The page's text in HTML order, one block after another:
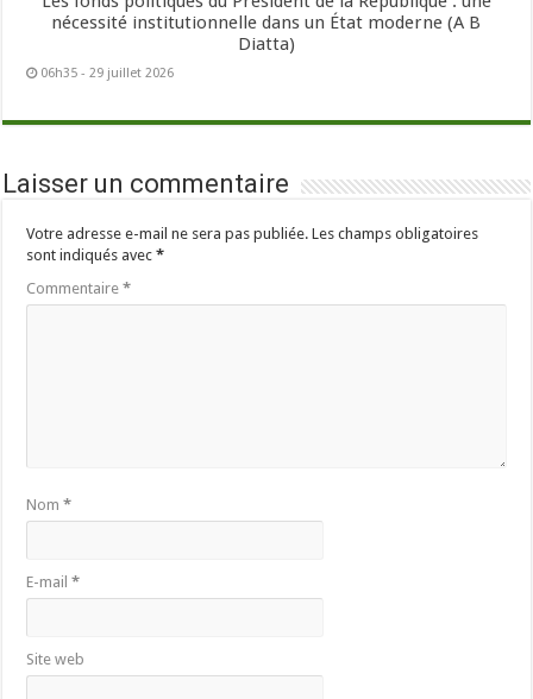
nécessité institutionnelle dans un État moderne (A B
Diatta)
06h35 - 29 juillet 2026
Laisser un commentaire
Votre adresse e-mail ne sera pas publiée. Les champs obligatoires
sont indiqués avec*
Commentaire*
Nom*
E-mail*
Site web